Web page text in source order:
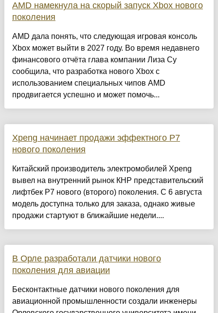
AMD намекнула на скорый запуск Xbox нового
поколения
AMD дала понять, что следующая игровая консоль
Xbox может выйти в 2027 году. Во время недавнего
финансового отчёта глава компании Лиза Су
сообщила, что разработка нового Xbox с
использованием специальных чипов AMD
продвигается успешно и может помочь...
Xpeng начинает продажи эффектного P7
нового поколения
Китайский производитель электромобилей Xpeng
вывел на внутренний рынок КНР представительский
лифтбек P7 нового (второго) поколения. С 6 августа
модель доступна только для заказа, однако живые
продажи стартуют в ближайшие недели....
В Орле разработали датчики нового
поколения для авиации
Бесконтактные датчики нового поколения для
авиационной промышленности создали инженеры